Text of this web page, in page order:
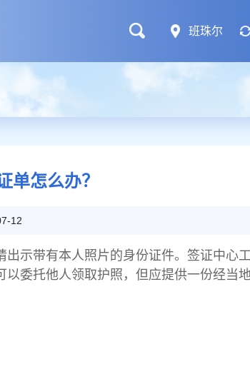
班珠尔
单怎么办？
12
示带有本人照片的身份证件。签证中心
委托他人领取护照，但应提供一份经当